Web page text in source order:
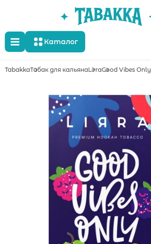
Каталог
TabakkaТабак для кальянаLirraGood Vibes Only